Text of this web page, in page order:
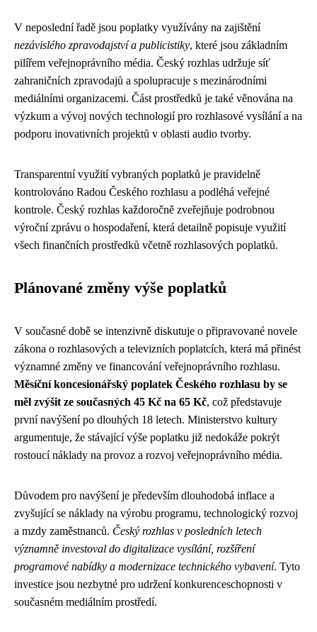
V neposlední řadě jsou poplatky využívány na zajištění
nezávislého zpravodajství a publicistiky, které jsou základním
pilířem veřejnoprávního média. Český rozhlas udržuje síť
zahraničních zpravodajů a spolupracuje s mezinárodními
mediálními organizacemi. Část prostředků je také věnována na
výzkum a vývoj nových technologií pro rozhlasové vysílání a na
podporu inovativních projektů v oblasti audio tvorby.
Transparentní využití vybraných poplatků je pravidelně
kontrolováno Radou Českého rozhlasu a podléhá veřejné
kontrole. Český rozhlas každoročně zveřejňuje podrobnou
výroční zprávu o hospodaření, která detailně popisuje využití
všech finančních prostředků včetně rozhlasových poplatků.
Plánované změny výše poplatků
V současné době se intenzivně diskutuje o připravované novele
zákona o rozhlasových a televizních poplatcích, která má přinést
významné změny ve financování veřejnoprávního rozhlasu.
Měsíční koncesionářský poplatek Českého rozhlasu by se
měl zvýšit ze současných 45 Kč na 65 Kč, což představuje
první navýšení po dlouhých 18 letech. Ministerstvo kultury
argumentuje, že stávající výše poplatku již nedokáže pokrýt
rostoucí náklady na provoz a rozvoj veřejnoprávního média.
Důvodem pro navýšení je především dlouhodobá inflace a
zvyšující se náklady na výrobu programu, technologický rozvoj
a mzdy zaměstnanců. Český rozhlas v posledních letech
významně investoval do digitalizace vysílání, rozšíření
programové nabídky a modernizace technického vybavení. Tyto
investice jsou nezbytné pro udržení konkurenceschopnosti v
současném mediálním prostředí.